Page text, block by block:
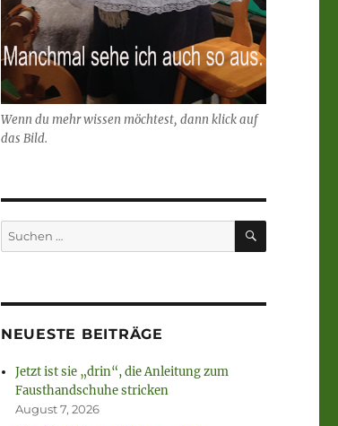
Wenn du mehr wissen möchtest, dann klick auf
das Bild.
Suchen
nach:
SUCHEN
NEUESTE BEITRÄGE
Jetzt ist sie „drin“, die Anleitung zum
Fausthandschuhe stricken
August 7, 2026